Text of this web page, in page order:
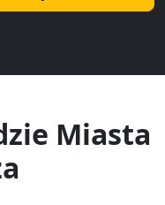
Miasta